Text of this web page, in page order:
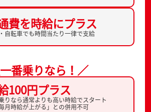
費を時給にプラス
自転車でも時間当たり一律で支給
番乗りなら！／
100円プラス
りなら通常よりも高い時給でスタート
月時給が上がる」との併用不可